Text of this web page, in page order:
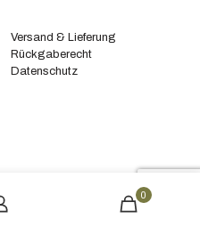
Versand & Lieferung
Rückgaberecht
Datenschutz
0